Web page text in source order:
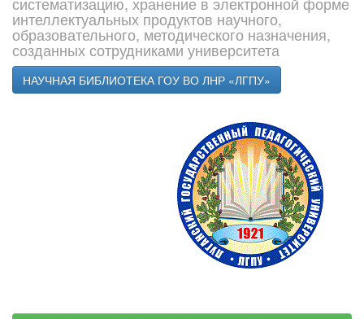
интеллектуальных продуктов научного,
образовательного, методического назначения,
созданных сотрудниками университета
НАУЧНАЯ БИБЛИОТЕКА ГОУ ВО ЛНР «ЛГПУ»